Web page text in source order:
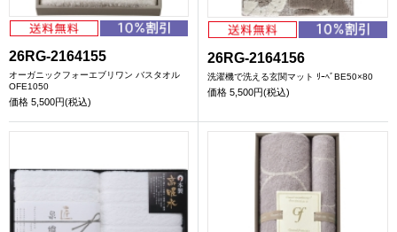
26RG-2164155
オーガニックフォーエブリワン バスタオル
OFE1050
価格 5,500円(税込)
26RG-2164156
洗濯機で洗える玄関マット ﾘｰﾍﾞBE50×80
価格 5,500円(税込)